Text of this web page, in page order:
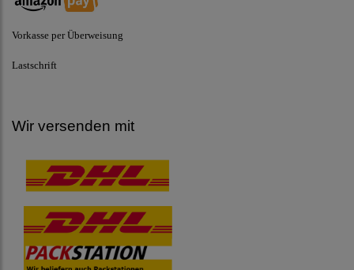
Vorkasse per Überweisung
Lastschrift
Wir versenden mit